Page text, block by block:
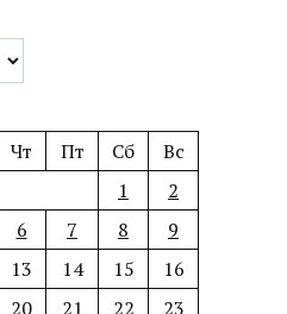
Чт Пт Сб
Вс
1
2
6 7 8
9
13 14 15
16
20 21 22
23